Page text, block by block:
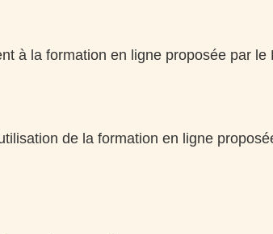
à la formation en ligne proposée par
de la formation en ligne